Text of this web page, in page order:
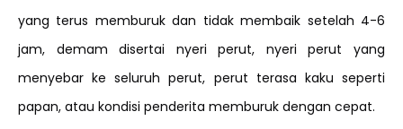
yang terus memburuk dan tidak membaik setelah 4-6
jam, demam disertai nyeri perut, nyeri perut yang
menyebar ke seluruh perut, perut terasa kaku seperti
papan, atau kondisi penderita memburuk dengan cepat.